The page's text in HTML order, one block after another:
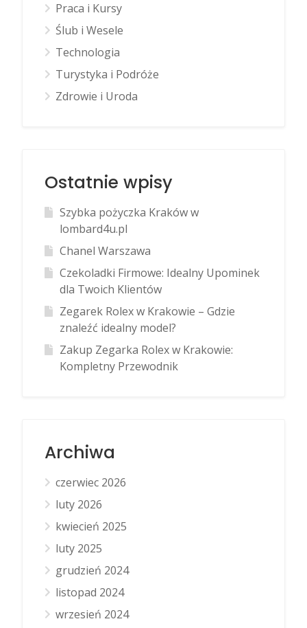
Praca i Kursy
Ślub i Wesele
Technologia
Turystyka i Podróże
Zdrowie i Uroda
Ostatnie wpisy
Szybka pożyczka Kraków w
lombard4u.pl
Chanel Warszawa
Czekoladki Firmowe: Idealny Upominek
dla Twoich Klientów
Zegarek Rolex w Krakowie – Gdzie
znaleźć idealny model?
Zakup Zegarka Rolex w Krakowie:
Kompletny Przewodnik
Archiwa
czerwiec 2026
luty 2026
kwiecień 2025
luty 2025
grudzień 2024
listopad 2024
wrzesień 2024